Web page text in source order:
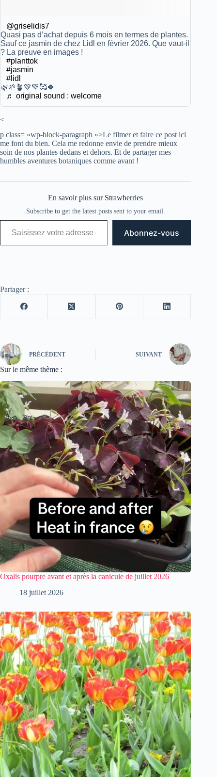
@griselidis7
Quasi pas d’achat depuis 6 mois en termes de plantes.
Sauf ce jasmin de chez Lidl en février 2026. Que vaut-il
? La preuve en images !
#planttok
#jasmin
#lidl
🌿🌱🪴💚💚🥰🍀
♬ original sound : welcome
<
p class= »wp-block-paragraph »>Le filmer et faire ce post ici
me font du bien. Cela me redonne envie de prendre mieux
soin de nos plantes dedans et dehors. Et de partager mes
humbles aventures botaniques comme avant !
En savoir plus sur Strawberries
Subscribe to get the latest posts sent to your email.
Saisissez votre adresse e-mail…
Abonnez-vous
Partager :
PRÉCÉDENT SUIVANT
Sur le même thème :
Oxalis pourpre avant et après la canicule de juillet 2026
18 juillet 2026